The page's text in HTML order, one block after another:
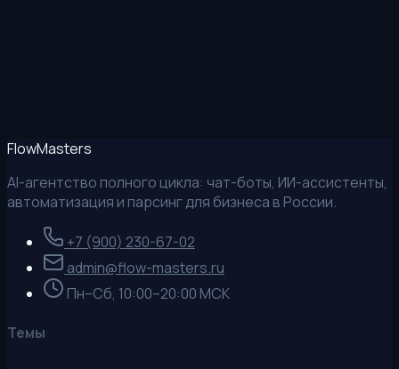
FlowMasters
AI-агентство полного цикла: чат-боты, ИИ-ассистенты,
автоматизация и парсинг для бизнеса в России.
+7 (900) 230-67-02
admin@flow-masters.ru
Пн–Сб, 10:00–20:00 МСК
Темы